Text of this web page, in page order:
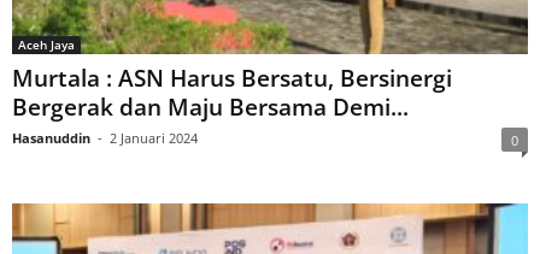
Aceh Jaya
Murtala : ASN Harus Bersatu, Bersinergi
Bergerak dan Maju Bersama Demi...
Hasanuddin - 2 Januari 2024 0